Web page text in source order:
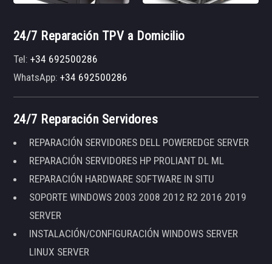
24/7 Reparación TPV a Domicilio
Tel:+34 692500286
WhatsApp:+34 692500286
24/7 Reparación Servidores
REPARACIÓN SERVIDORES DELL POWEREDGE SERVER
REPARACIÓN SERVIDORES HP PROLIANT DL ML
REPARACIÓN HARDWARE SOFTWARE IN SITU
SOPORTE WINDOWS 2003 2008 2012 R2 2016 2019
SERVER
INSTALACIÓN/CONFIGURACIÓN WINDOWS SERVER
LINUX SERVER